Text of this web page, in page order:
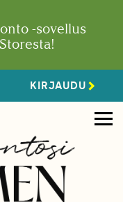
-sovellus
KIRJAUDU